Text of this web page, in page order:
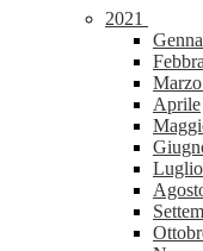
2021
Marzo
Aprile
Luglio